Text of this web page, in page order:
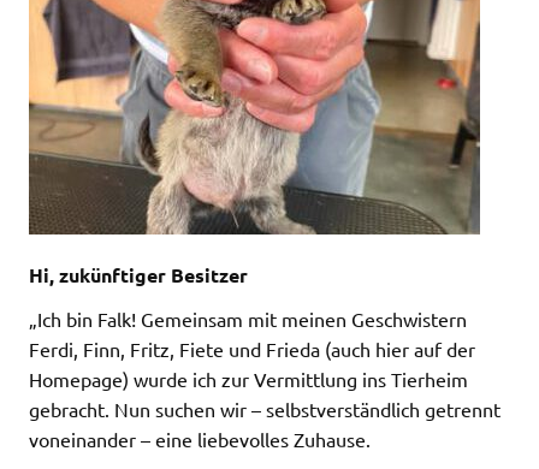
Hi, zukünftiger Besitzer
„Ich bin Falk! Gemeinsam mit meinen Geschwistern
Ferdi, Finn, Fritz, Fiete und Frieda (auch hier auf der
Homepage) wurde ich zur Vermittlung ins Tierheim
gebracht. Nun suchen wir – selbstverständlich getrennt
voneinander – eine liebevolles Zuhause.